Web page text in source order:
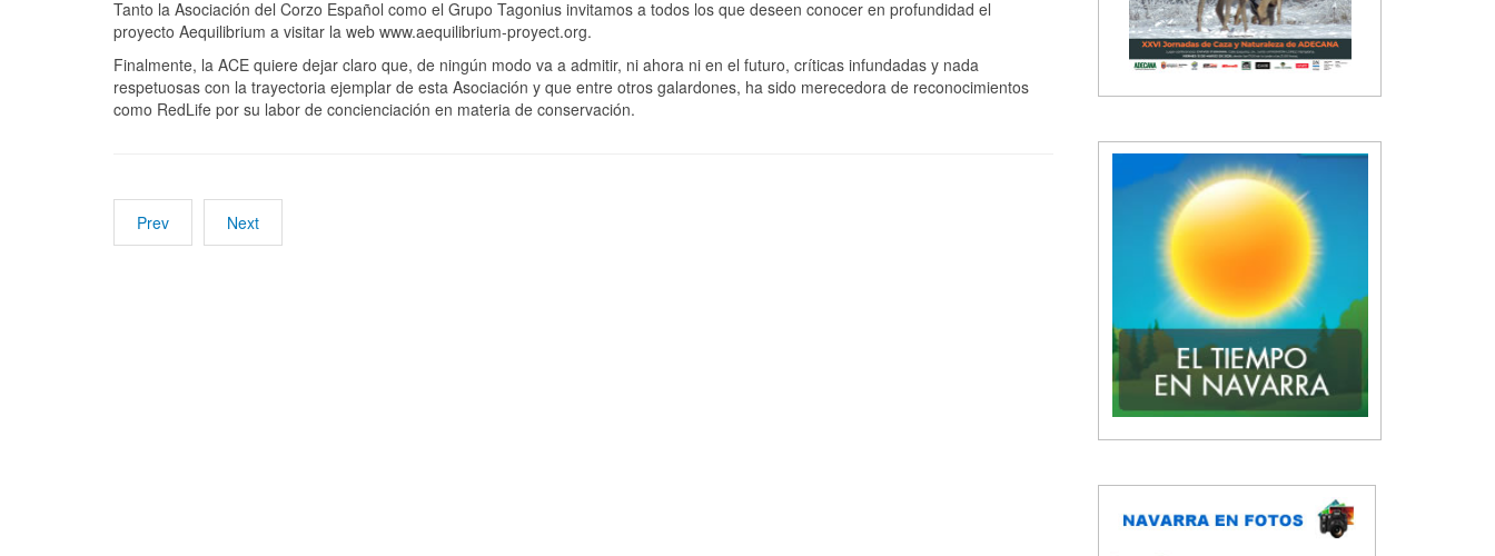
Tanto la Asociación del Corzo Español como el Grupo Tagonius invitamos a todos los que deseen conocer en profundidad el
proyecto Aequilibrium a visitar la web www.aequilibrium-proyect.org.
Finalmente, la ACE quiere dejar claro que, de ningún modo va a admitir, ni ahora ni en el futuro, críticas infundadas y nada
respetuosas con la trayectoria ejemplar de esta Asociación y que entre otros galardones, ha sido merecedora de reconocimientos
como RedLife por su labor de concienciación en materia de conservación.
Prev Next